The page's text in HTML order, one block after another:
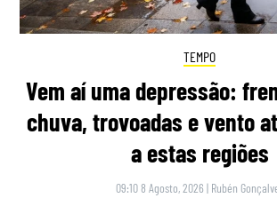
TEMPO
Vem aí uma depressão:
chuva, trovoadas e vento
a estas regiões
09:10 8 Agosto, 2026 | Rubén